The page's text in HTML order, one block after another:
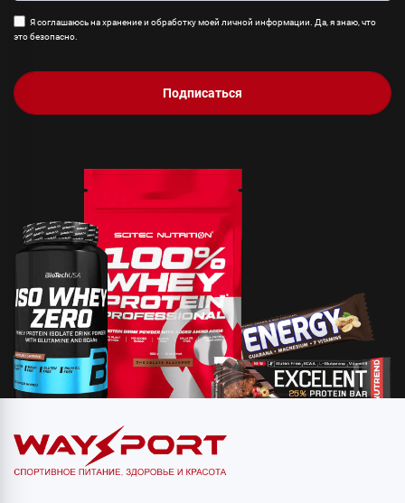
Я соглашаюсь на хранение и обработку моей личной информации. Да, я знаю, что
это безопасно.
Подписаться